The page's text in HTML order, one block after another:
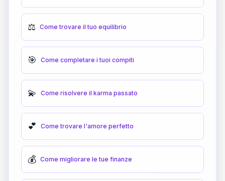
⚖️ Come trovare il tuo equilibrio
🎯 Come completare i tuoi compiti
💫 Come risolvere il karma passato
💕 Come trovare l'amore perfetto
💰 Come migliorare le tue finanze